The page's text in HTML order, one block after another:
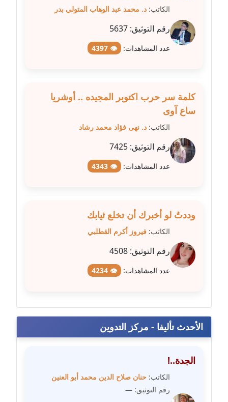
مدونة طارق المسيري
عاملة
مدونة طه ابوزيد
عاملة
مدونة طه عبد الوهاب
عاملة
مدونة عاصم عرابي
مدونة عبد الحميد ابراهيم
عاملة
مدونة عبد الرحمن محمد
عاملة
مدونة عبد الوهاب بدر
عاملة
مدونة عبير بسيوني
مدونة عبير سعد
الكاتب: د. محمد عبد الوهاب المتولي بدر
رقم التوثيق: 5637
عدد المشاهدات: 👁 4397
كلمة سر حرب اكتوبر المجيده .. أوشريا
ساع آوى
الكاتب: د. نهى فؤاد محمد رشاد
رقم التوثيق: 7425
عدد المشاهدات: 👁 4343
وددتُ لو أخبرك أن تخلع ثيابك
الكاتب: فيروز أكرم القطلبي
رقم التوثيق: 4508
عدد المشاهدات: 👁 4234
الأحدث تأليفا - مركز التدوين
الجدة..!
الكاتب: حنان صلاح الدين محمد أبو العنين
رقم التوثيق: —